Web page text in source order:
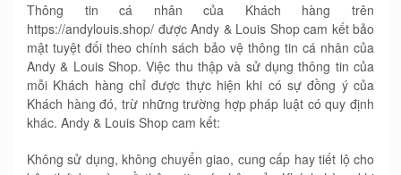
Thông tin cá nhân của Khách hàng trên
https://andylouis.shop/ được Andy & Louis Shop cam kết bảo
mật tuyệt đối theo chính sách bảo vệ thông tin cá nhân của
Andy & Louis Shop. Việc thu thập và sử dụng thông tin của
mỗi Khách hàng chỉ được thực hiện khi có sự đồng ý của
Khách hàng đó, trừ những trường hợp pháp luật có quy định
khác. Andy & Louis Shop cam kết:
Không sử dụng, không chuyển giao, cung cấp hay tiết lộ cho